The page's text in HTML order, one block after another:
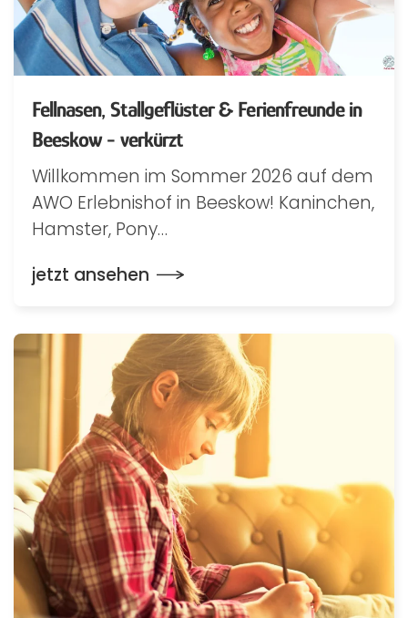
Fellnasen, Stallgeflüster & Ferienfreunde in
Beeskow - verkürzt
Willkommen im Sommer 2026 auf dem
AWO Erlebnishof in Beeskow! Kaninchen,
Hamster, Pony…
jetzt ansehen